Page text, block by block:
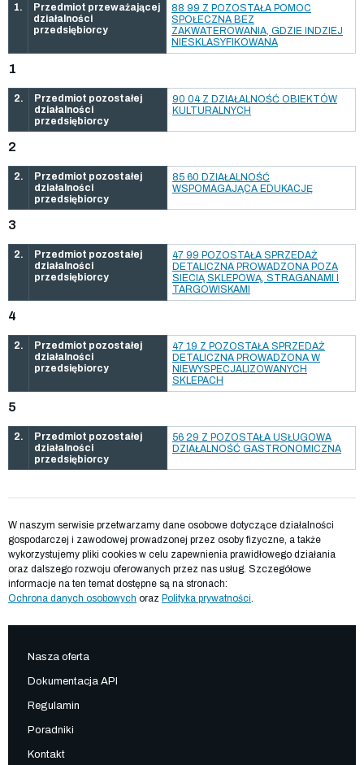
1.
Przedmiot przeważającej
działalności
przedsiębiorcy
88 99 Z POZOSTAŁA POMOC
SPOŁECZNA BEZ
ZAKWATEROWANIA, GDZIE INDZIEJ
NIESKLASYFIKOWANA
1
2.
Przedmiot pozostałej
działalności
przedsiębiorcy
90 04 Z DZIAŁALNOŚĆ OBIEKTÓW
KULTURALNYCH
2
2.
Przedmiot pozostałej
działalności
przedsiębiorcy
85 60 DZIAŁALNOŚĆ
WSPOMAGAJĄCA EDUKACJĘ
3
2.
Przedmiot pozostałej
działalności
przedsiębiorcy
47 99 POZOSTAŁA SPRZEDAŻ
DETALICZNA PROWADZONA POZA
SIECIĄ SKLEPOWĄ, STRAGANAMI I
TARGOWISKAMI
4
2.
Przedmiot pozostałej
działalności
przedsiębiorcy
47 19 Z POZOSTAŁA SPRZEDAŻ
DETALICZNA PROWADZONA W
NIEWYSPECJALIZOWANYCH
SKLEPACH
5
2.
Przedmiot pozostałej
działalności
przedsiębiorcy
56 29 Z POZOSTAŁA USŁUGOWA
DZIAŁALNOŚĆ GASTRONOMICZNA
W naszym serwisie przetwarzamy dane osobowe dotyczące działalności
gospodarczej i zawodowej prowadzonej przez osoby fizyczne, a także
wykorzystujemy pliki cookies w celu zapewnienia prawidłowego działania
oraz dalszego rozwoju oferowanych przez nas usług. Szczegółowe
informacje na ten temat dostępne są na stronach:
Ochrona danych osobowych oraz Polityka prywatności
Nasza oferta
Dokumentacja API
Regulamin
Poradniki
Kontakt